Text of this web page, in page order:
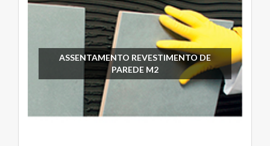
ASSENTAMENTO REVESTIMENTO DE
PAREDE M2